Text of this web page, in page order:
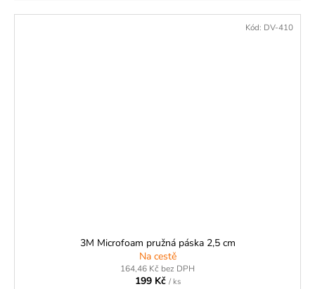
3M Microfoam pružná páska 2,5 cm
Na cestě
164,46 Kč bez DPH
199 Kč / ks
Kód: DV-410